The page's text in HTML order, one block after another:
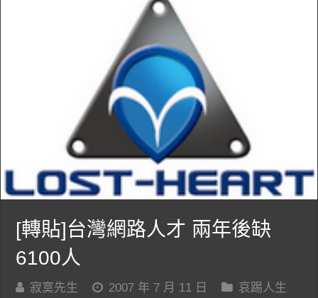
[轉貼]台灣網路人才 兩年後缺
6100人
寂寞先生 2007 年 7 月 11 日
哀踢人生